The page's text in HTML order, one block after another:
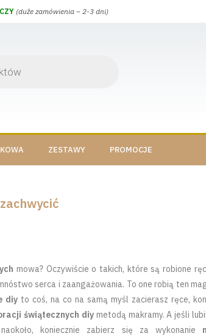
(duże zamówienia – 2-3 dni)
ZESTAWY PROMOCJE
mowa? Oczywiście o takich, które są robione
serca i zaangażowania. To one robią ten
diy to coś, na co na samą myśl zacierasz ręce,
świątecznych diymetodą makramy. A jeśli
koniecznie zabierz się za wykonanie